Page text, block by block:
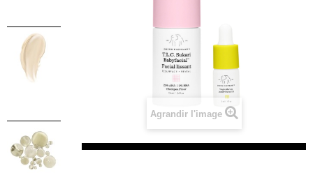
Agrandir l'image